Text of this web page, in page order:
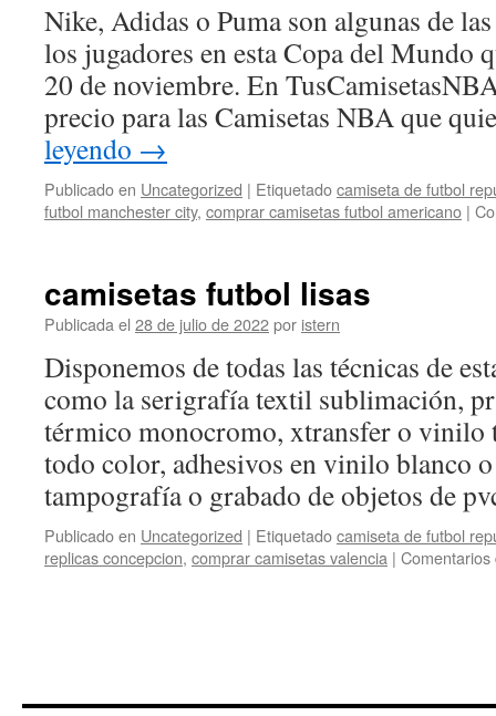
Nike, Adidas o Puma son algunas de
los jugadores en esta Copa del Mundo
20 de noviembre. En
precio para las Camisetas NBA que
leyendo →
Publicado en Uncategorized | Etiquetadocamiseta de futbol
futbol manchester city, comprar camisetas futbol americano |
camisetas futbol lisas
Publicada el 28 de julio de 2022por istern
Disponemos de todas las técnicas de
como la serigrafía textil sublimación,
térmico monocromo, xtransfer o vinilo
todo color, adhesivos en vinilo blanco
tampografía o grabado de objetos de
Publicado en Uncategorized | Etiquetadocamiseta de futbol
replicas concepcion, comprar camisetas valencia |